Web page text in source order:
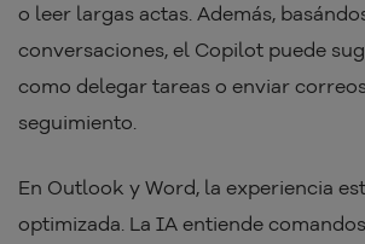
o leer largas actas. Además,
conversaciones, el Copilot puede
como delegar tareas o enviar
seguimiento.
En Outlook y Word, la experiencia
optimizada. La IA entiende